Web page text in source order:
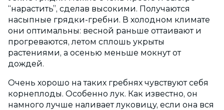
“нарастить”, сделав высокими. Получаются
насыпные грядки-гребни. В холодном климате
они оптимальны: весной раньше оттаивают и
прогреваются, летом сплошь укрыты
растениями, а осенью меньше мокнут от
дождей.
Очень хорошо на таких гребнях чувствуют себя
корнеплоды. Особенно лук. Как известно, он
намного лучше наливает луковицу, если она вся